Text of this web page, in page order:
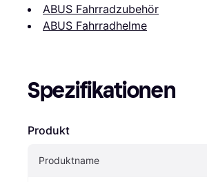
ABUS Fahrradzubehör
ABUS Fahrradhelme
Spezifikationen
Produkt
Produktname